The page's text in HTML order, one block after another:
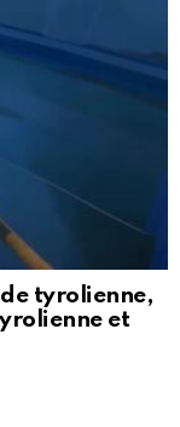
tyrolienne,
et